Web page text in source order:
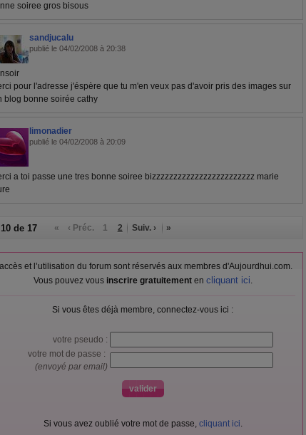
soiree gros bisous
sandjucalu
publié le 04/02/2008 à 20:38
pour l'adresse j'éspère que tu m'en veux pas d'avoir pris des images sur
blog bonne soirée cathy
limonadier
publié le 04/02/2008 à 20:09
a toi passe une tres bonne soiree bizzzzzzzzzzzzzzzzzzzzzzzz marie
de 17 « ‹ Préc. 1 2 Suiv. › »
et l’utilisation du forum sont réservés aux membres d'Aujourdhui.com.
Vous pouvez vous inscrire gratuitementen cliquant ici.
Si vous êtes déjà membre, connectez-vous ici :
votre pseudo :
votre mot de passe :
(envoyé par email)
Si vous avez oublié votre mot de passe, cliquant ici.